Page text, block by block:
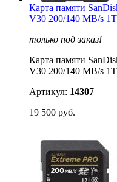
Карта памяти
V30 200/140 MB/s
только под заказ!
Карта памяти
V30 200/140 MB/s
Артикул: 14307
19 500 руб.